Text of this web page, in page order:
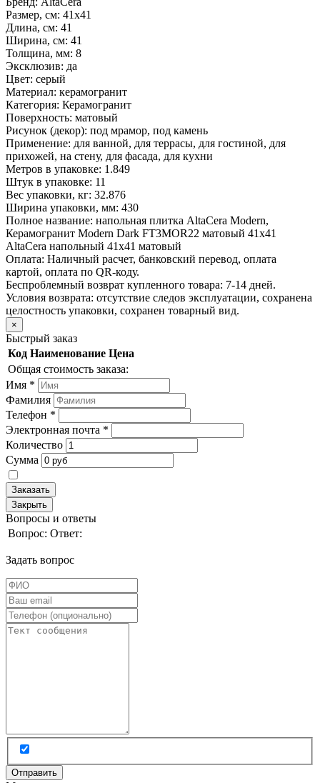
Размер, см: 41х41
Длина, см: 41
Ширина, см: 41
Толщина, мм: 8
Эксклюзив: да
Цвет: серый
Материал: керамогранит
Категория: Керамогранит
Поверхность: матовый
Рисунок (декор): под мрамор, под камень
Применение: для ванной, для террасы, для гостиной, для
прихожей, на стену, для фасада, для кухни
Метров в упаковке: 1.849
Штук в упаковке: 11
Вес упаковки, кг: 32.876
Ширина упаковки, мм: 430
Полное название: напольная плитка AltaCera Modern,
Керамогранит Modern Dark FT3MOR22 матовый 41х41
AltaCera напольный 41х41 матовый
Оплата: Наличный расчет, банковский перевод, оплата
картой, оплата по QR-коду.
Беспроблемный возврат купленного товара: 7-14 дней.
Условия возврата: отсутствие следов эксплуатации, сохранена
целостность упаковки, сохранен товарный вид.
×
Быстрый заказ
Код Наименование Цена
Общая стоимость заказа:
Имя *
Фамилия
Телефон *
Электронная почта *
Количество
Сумма
Заказать
Закрыть
Вопросы и ответы
Вопрос: Ответ:
Задать вопрос